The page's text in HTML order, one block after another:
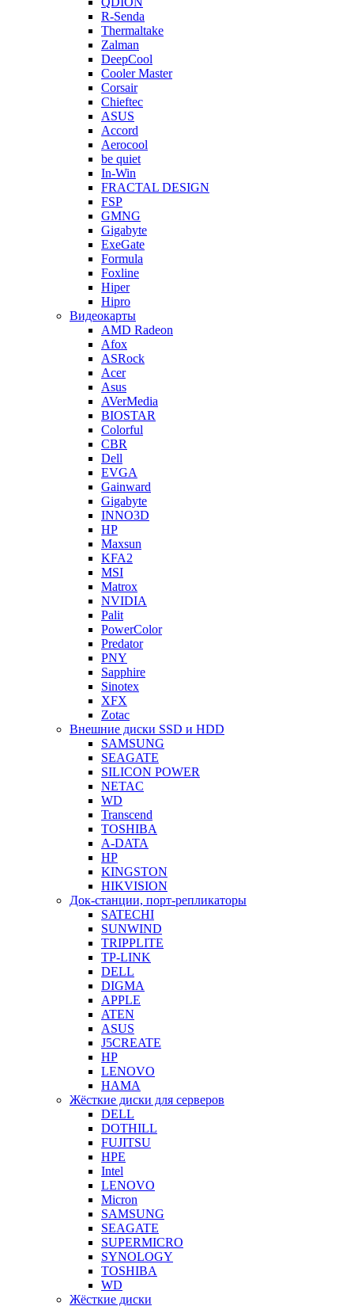
R-Senda
Thermaltake
Zalman
DeepCool
Cooler Master
Corsair
Chieftec
ASUS
Accord
Aerocool
be quiet
In-Win
FRACTAL DESIGN
FSP
GMNG
Gigabyte
ExeGate
Formula
Foxline
Hiper
Hipro
Видеокарты
AMD Radeon
Afox
ASRock
Acer
Asus
AVerMedia
BIOSTAR
Colorful
CBR
Dell
EVGA
Gainward
Gigabyte
INNO3D
HP
Maxsun
KFA2
MSI
Matrox
NVIDIA
Palit
PowerColor
Predator
PNY
Sapphire
Sinotex
XFX
Zotac
Внешние диски SSD и HDD
SAMSUNG
SEAGATE
SILICON POWER
NETAC
WD
Transcend
TOSHIBA
A-DATA
HP
KINGSTON
HIKVISION
Док-станции, порт-репликаторы
SATECHI
SUNWIND
TRIPPLITE
TP-LINK
DELL
DIGMA
APPLE
ATEN
ASUS
J5CREATE
HP
LENOVO
HAMA
Жёсткие диски для серверов
DELL
DOTHILL
FUJITSU
HPE
Intel
LENOVO
Micron
SAMSUNG
SEAGATE
SUPERMICRO
SYNOLOGY
TOSHIBA
WD
Жёсткие диски